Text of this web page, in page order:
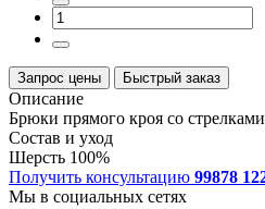
Запрос цены Быстрый заказ
Описание
Брюки прямого кроя со
Состав и уход
Шерсть 100%
Получить консультацию 99878
Мы в социальных сетях